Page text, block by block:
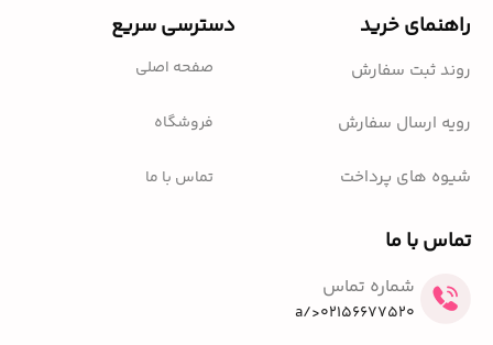
راهنمای خرید
روند ثبت سفارش
رویه ارسال سفارش
شیوه های پرداخت
دسترسی سریع
صفحه اصلی
فروشگاه
تماس با ما
تماس با ما
شماره تماس
02156677520</a